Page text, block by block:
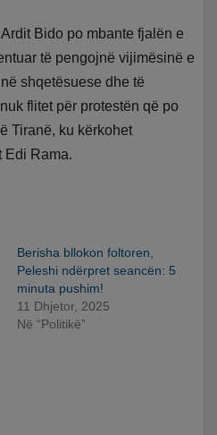
Bido po mbante fjalën e
të pengojnë vijimësinë e
shqetësuese dhe të
flitet për protestën që po
Tiranë, ku kërkohet
Edi Rama.
Berisha bllokon foltoren,
Peleshi ndërpret seancën: 5
minuta pushim!
11 Dhjetor, 2025
Në “Politikë”